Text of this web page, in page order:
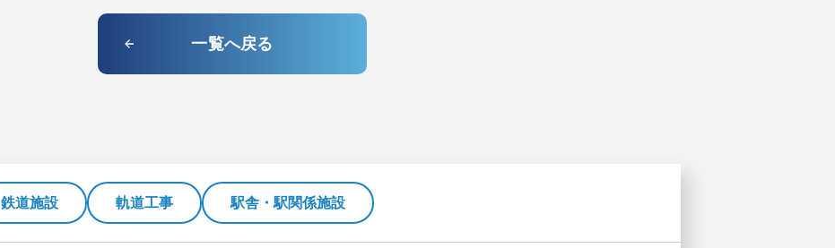
一覧へ戻る
鉄道施設 軌道工事 駅舎・駅関係施設